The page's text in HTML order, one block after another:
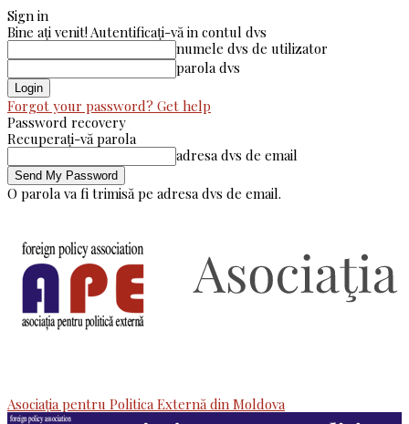
Sign in
Bine ați venit! Autentificați-vă in contul dvs
numele dvs de utilizator
parola dvs
Forgot your password? Get help
Password recovery
Recuperați-vă parola
adresa dvs de email
O parola va fi trimisă pe adresa dvs de email.
Asociaţia pentru Politica Externă din Moldova